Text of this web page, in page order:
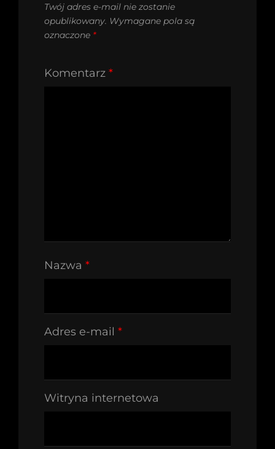
Twój adres e-mail nie zostanie
opublikowany. Wymagane pola są
oznaczone *
Komentarz *
Nazwa *
Adres e-mail *
Witryna internetowa